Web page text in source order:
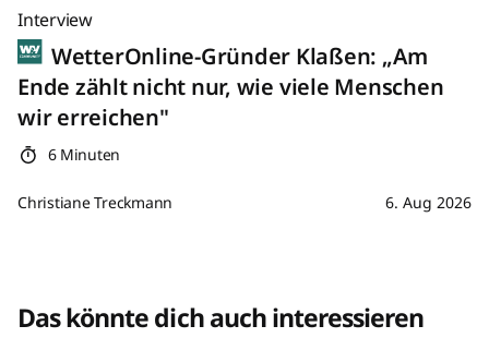
Interview
WetterOnline-Gründer Klaßen: „Am
Ende zählt nicht nur, wie viele Menschen
wir erreichen"
6 Minuten
Christiane Treckmann 6. Aug 2026
Das könnte dich auch interessieren